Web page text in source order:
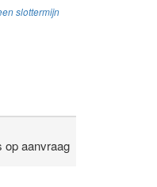
slottermijn
op aanvraag